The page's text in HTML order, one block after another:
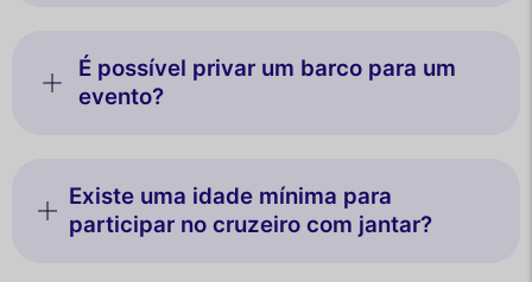
É possível privar um barco para um
evento?
Existe uma idade mínima para
participar no cruzeiro com jantar?